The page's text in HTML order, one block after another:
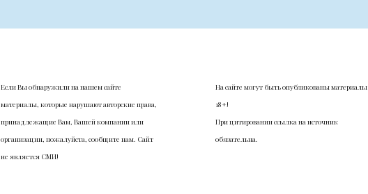
Если Вы обнаружили на нашем сайте
материалы, которые нарушают авторские права,
принадлежащие Вам, Вашей компании или
организации, пожалуйста, сообщите нам. Сайт
не является СМИ!
На сайте могут быть опубликованы материалы
18+!
При цитировании ссылка на источник
обязательна.